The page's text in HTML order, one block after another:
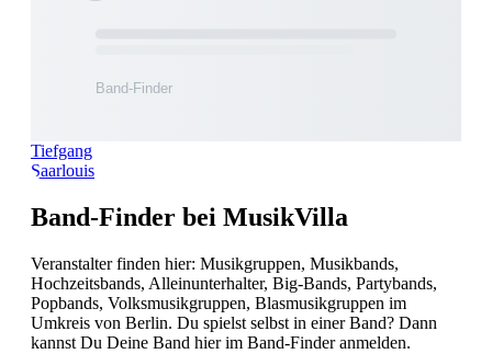
Tiefgang
Saarlouis
Band-Finder bei MusikVilla
Veranstalter finden hier: Musikgruppen, Musikbands,
Hochzeitsbands, Alleinunterhalter, Big-Bands, Partybands,
Popbands, Volksmusikgruppen, Blasmusikgruppen im
Umkreis von Berlin. Du spielst selbst in einer Band? Dann
kannst Du Deine Band hier im Band-Finder anmelden.